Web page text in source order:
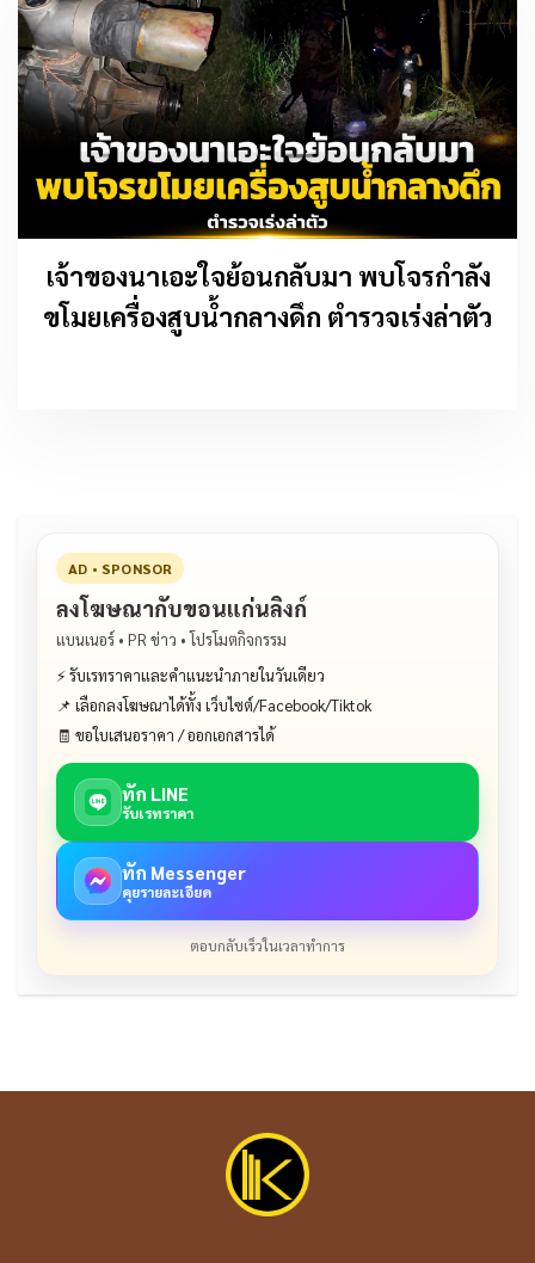
เจ้าของนาเอะใจย้อนกลับมา พบโจรกำลัง
ขโมยเครื่องสูบน้ำกลางดึก ตำรวจเร่งล่าตัว
AD • SPONSOR
ลงโฆษณากับขอนแก่นลิงก์
แบนเนอร์ • PR ข่าว • โปรโมตกิจกรรม
⚡ รับเรทราคาและคำแนะนำภายในวันเดียว
📌 เลือกลงโฆษณาได้ทั้ง เว็บไซต์/Facebook/Tiktok
🧾 ขอใบเสนอราคา / ออกเอกสารได้
ทัก LINE
รับเรทราคา
ทัก Messenger
คุยรายละเอียด
ตอบกลับเร็วในเวลาทำการ